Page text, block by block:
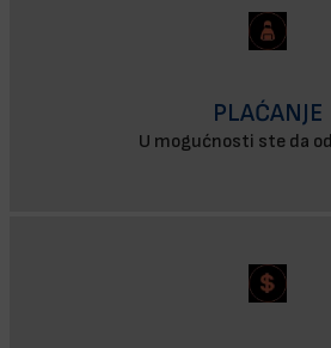
PLAĆANJE
U mogućnosti ste da